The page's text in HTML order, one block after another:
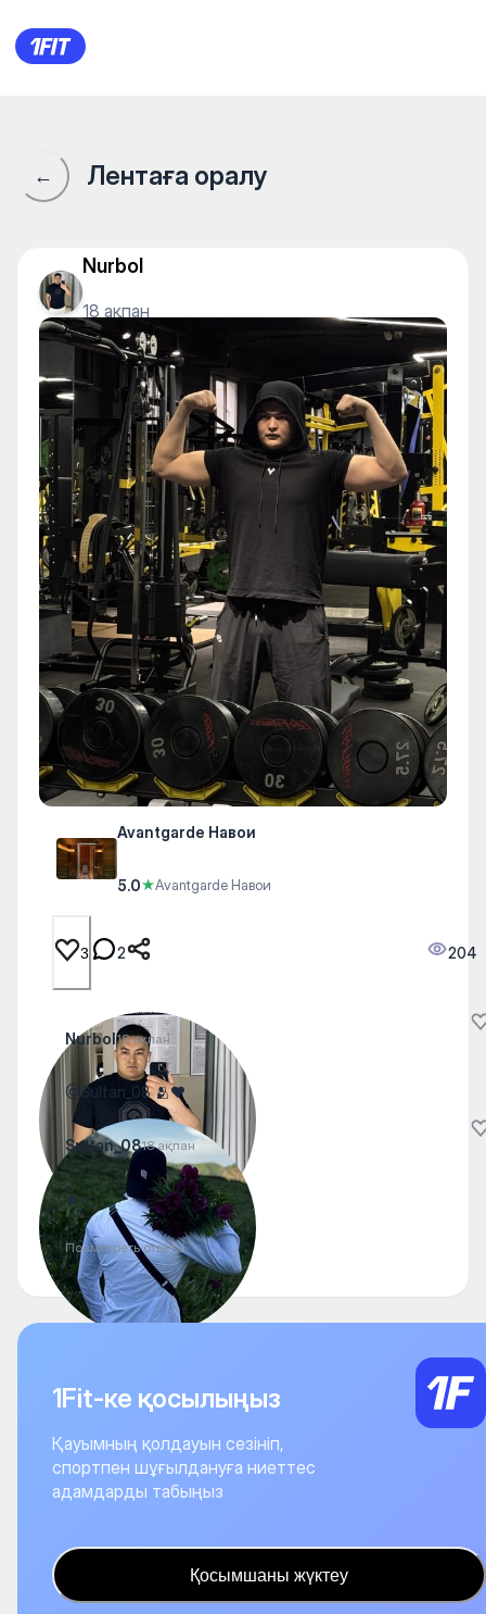
Avantgarde Навои — Gym
← Лентаға оралу
Nurbol
18 ақпан
Avantgarde Навои
5.0★Avantgarde Навои
3 2 204
Nurbol18 ақпан
@Sultan_08 🫂❤️
Sultan_0818 ақпан
🔥✊
Посмотреть ответы
1Fit-ке қосылыңыз
Қауымның қолдауын сезініп,
спортпен шұғылдануға ниеттес
адамдарды табыңыз
Қосымшаны жүктеу